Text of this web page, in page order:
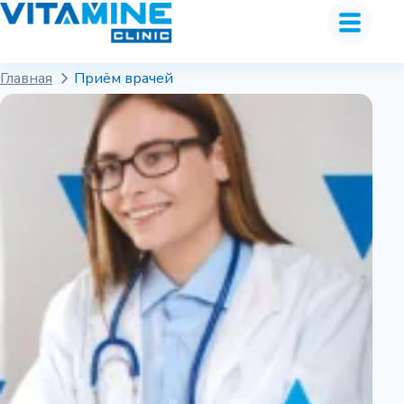
Главная Приём врачей